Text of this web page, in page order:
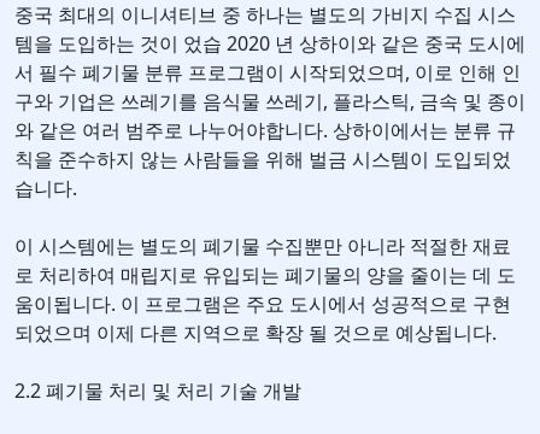
중국 최대의 이니셔티브 중 하나는 별도의 가비지 수집 시스
템을 도입하는 것이 었습 2020 년 상하이와 같은 중국 도시에
서 필수 폐기물 분류 프로그램이 시작되었으며, 이로 인해 인
구와 기업은 쓰레기를 음식물 쓰레기, 플라스틱, 금속 및 종이
와 같은 여러 범주로 나누어야합니다. 상하이에서는 분류 규
칙을 준수하지 않는 사람들을 위해 벌금 시스템이 도입되었
습니다.
이 시스템에는 별도의 폐기물 수집뿐만 아니라 적절한 재료
로 처리하여 매립지로 유입되는 폐기물의 양을 줄이는 데 도
움이됩니다. 이 프로그램은 주요 도시에서 성공적으로 구현
되었으며 이제 다른 지역으로 확장 될 것으로 예상됩니다.
2.2 폐기물 처리 및 처리 기술 개발